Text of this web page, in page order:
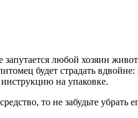
запутается любой хозяин
будет страдать
на упаковке.
то не забудьте